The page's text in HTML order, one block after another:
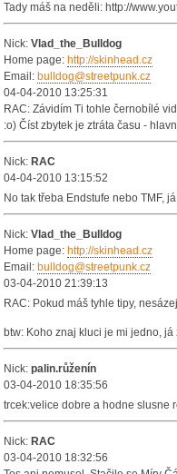
Tady máš na neděli: http://
Nick: Vlad_the_Bulldog
Home page: http://skinhead.cz
Email: bulldog@streetpunk.cz
04-04-2010 13:25:31
RAC: Závidím Ti tohle černobílé
:o) Číst zbytek je ztráta času -
Nick: RAC
04-04-2010 13:15:52
No tak třeba Endstufe nebo TMF,
Nick: Vlad_the_Bulldog
Home page: http://skinhead.cz
Email: bulldog@streetpunk.cz
03-04-2010 21:39:13
RAC: Pokud máš tyhle tipy,
btw: Koho znaj kluci je mi jedno,
Nick: palin.růženín
03-04-2010 18:35:56
trcek:velice dobre a hodne slusne
Nick: RAC
03-04-2010 18:32:56